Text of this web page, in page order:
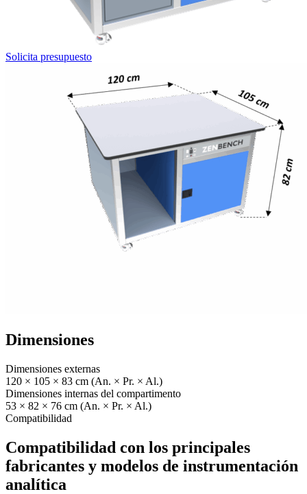
Solicita presupuesto
Dimensiones
Dimensiones externas
120 × 105 × 83 cm (An. × Pr. × Al.)
Dimensiones internas del compartimento
53 × 82 × 76 cm (An. × Pr. × Al.)
Compatibilidad
Compatibilidad con los principales
fabricantes y modelos de instrumentación
analítica